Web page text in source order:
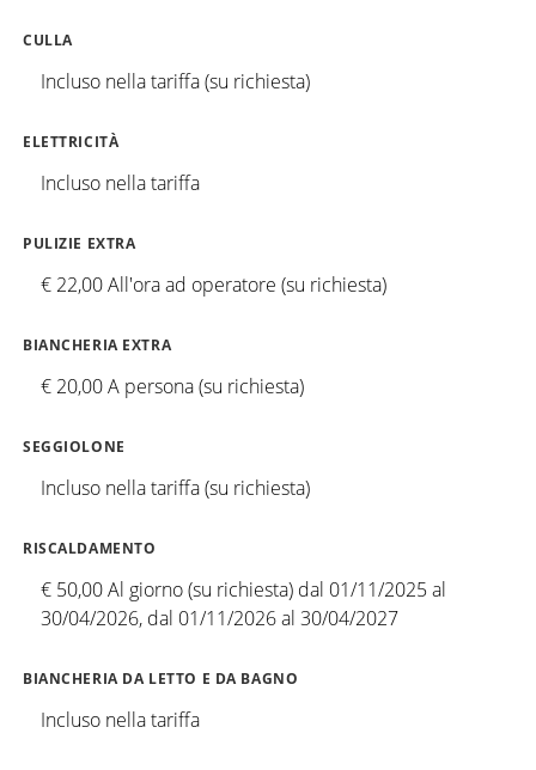
CULLA
Incluso nella tariffa (su richiesta)
ELETTRICITÀ
Incluso nella tariffa
PULIZIE EXTRA
€ 22,00 All'ora ad operatore (su richiesta)
BIANCHERIA EXTRA
€ 20,00 A persona (su richiesta)
SEGGIOLONE
Incluso nella tariffa (su richiesta)
RISCALDAMENTO
€ 50,00 Al giorno (su richiesta) dal 01/11/2025 al
30/04/2026, dal 01/11/2026 al 30/04/2027
BIANCHERIA DA LETTO E DA BAGNO
Incluso nella tariffa